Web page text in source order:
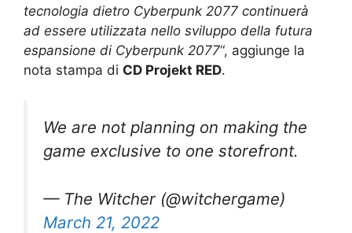
tecnologia dietro Cyberpunk 2077 continuerà
ad essere utilizzata nello sviluppo della futura
espansione di Cyberpunk 2077“, aggiunge la
nota stampa di CD Projekt RED.
We are not planning on making the
game exclusive to one storefront.
— The Witcher (@witchergame)
March 21, 2022